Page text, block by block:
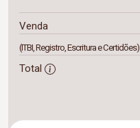
Venda
(ITBI, Registro, Escritura e Certidões)
Total